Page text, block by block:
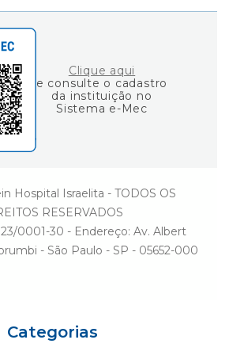
Clique aqui
e consulte o cadastro
da instituição no
Sistema e-Mec
Hospital Israelita - TODOS OS
RESERVADOS
0001-30 - Endereço: Av. Albert
- São Paulo - SP - 05652-000
Categorias